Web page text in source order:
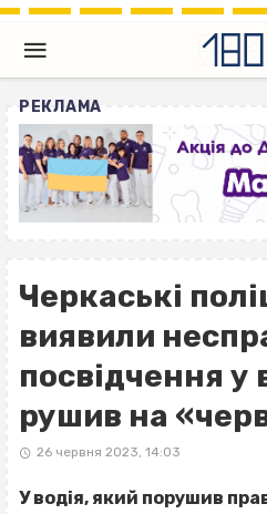
РЕКЛАМА
Черкаські
виявили
посвідчення у
рушив на
26 червня 2023, 14:03
У водія, який порушив